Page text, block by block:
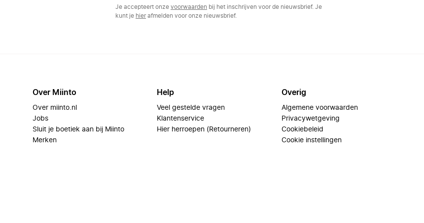
Je accepteert onze voorwaarden bij het inschrijven voor de nieuwsbrief. Je
kunt je hierafmelden voor onze nieuwsbrief.
Over Miinto
Over miinto.nl
Jobs
Sluit je boetiek aan bij Miinto
Merken
Help
Veel gestelde vragen
Klantenservice
Hier herroepen (Retourneren)
Overig
Algemene voorwaarden
Privacywetgeving
Cookiebeleid
Cookie instellingen